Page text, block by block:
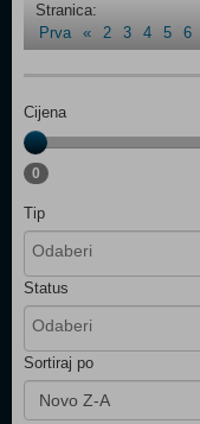
Stranica:
Prva
« 2 3 4 5 6
Cijena
0
Tip
Status
Sortiraj po
Novo Z-A